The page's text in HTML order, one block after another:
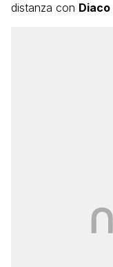
distanza con Diaco